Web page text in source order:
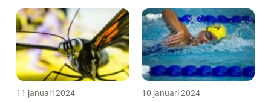
11 januari 2024 10 januari 2024